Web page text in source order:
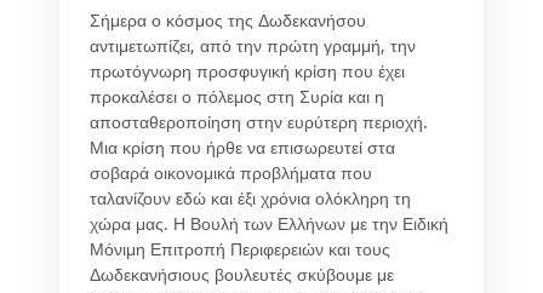
Σήμερα ο κόσμος της Δωδεκανήσου
αντιμετωπίζει, από την πρώτη γραμμή, την
πρωτόγνωρη προσφυγική κρίση που έχει
προκαλέσει ο πόλεμος στη Συρία και η
αποσταθεροποίηση στην ευρύτερη περιοχή.
Μια κρίση που ήρθε να επισωρευτεί στα
σοβαρά οικονομικά προβλήματα που
ταλανίζουν εδώ και έξι χρόνια ολόκληρη τη
χώρα μας. Η Βουλή των Ελλήνων με την Ειδική
Μόνιμη Επιτροπή Περιφερειών και τους
Δωδεκανήσιους βουλευτές σκύβουμε με